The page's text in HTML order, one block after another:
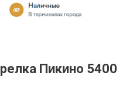
Пикино 5400